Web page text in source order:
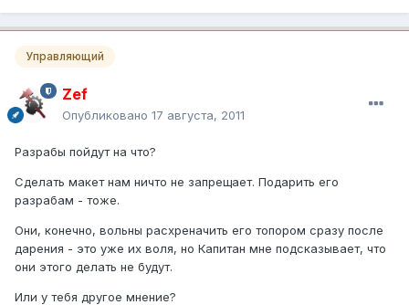
Управляющий
Zef
Опубликовано 17 августа, 2011
Разрабы пойдут на что?
Сделать макет нам ничто не запрещает. Подарить его
разрабам - тоже.
Они, конечно, вольны расхреначить его топором сразу после
дарения - это уже их воля, но Капитан мне подсказывает, что
они этого делать не будут.
Или у тебя другое мнение?